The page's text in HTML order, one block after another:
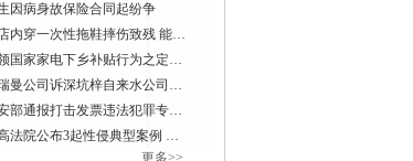
不作调整
建设管理贡献力量
因病身故保险合同起纷争
内穿一次性拖鞋摔伤致残 能…
国家家电下乡补贴行为之定…
曼公司诉深坑梓自来水公司…
部通报打击发票违法犯罪专…
法院公布3起性侵典型案例 …
更多>>